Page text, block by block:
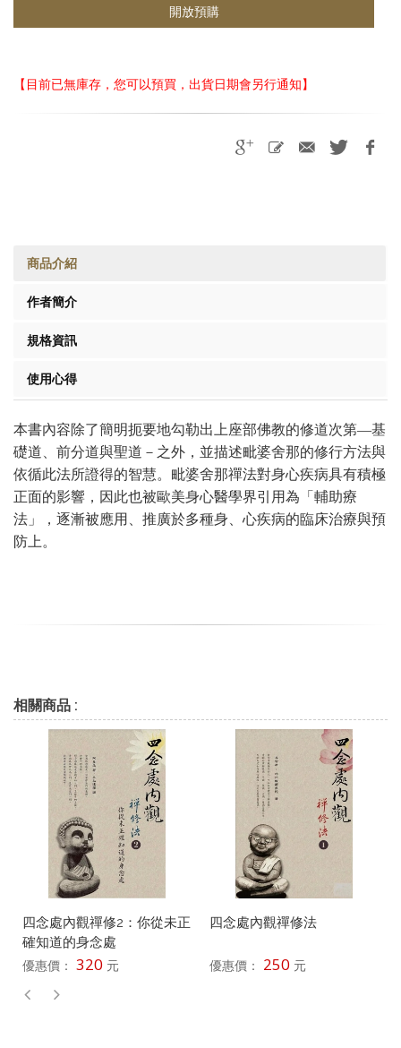
開放預購
【目前已無庫存，您可以預買，出貨日期會另行通知】
商品介紹
作者簡介
規格資訊
使用心得
本書內容除了簡明扼要地勾勒出上座部佛教的修道次第—基
礎道、前分道與聖道－之外，並描述毗婆舍那的修行方法與
依循此法所證得的智慧。毗婆舍那禪法對身心疾病具有積極
正面的影響，因此也被歐美身心醫學界引用為「輔助療
法」，逐漸被應用、推廣於多種身、心疾病的臨床治療與預
防上。
相關商品 :
四念處內觀禪修2：你從未正
確知道的身念處
優惠價： 320 元
四念處內觀禪修法
優惠價： 250 元